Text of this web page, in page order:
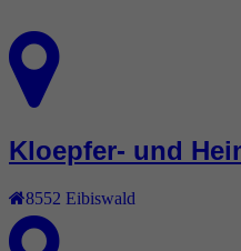
Kloepfer- und
8552 Eibiswald